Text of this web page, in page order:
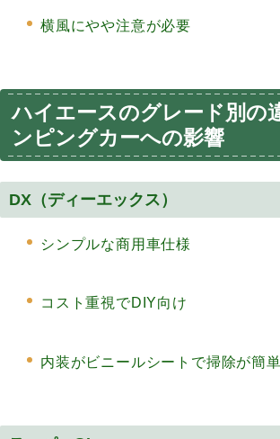
横風にやや注意が必要
ハイエースのグレード別の
ンピングカーへの影響
DX（ディーエックス）
シンプルな商用車仕様
コスト重視でDIY向け
内装がビニールシートで掃除が簡単